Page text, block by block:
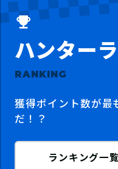
ハンター
RANKING
獲得ポイント数が最
だ！？
ランキング一